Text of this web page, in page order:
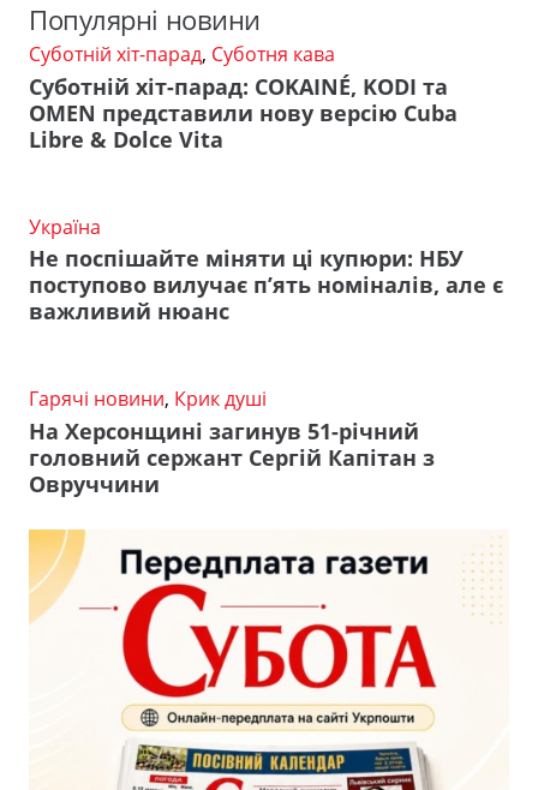
Популярні новини
Суботній хіт-парад, Суботня кава
Суботній хіт-парад: COKAINÉ, KODI та
OMEN представили нову версію Cuba
Libre & Dolce Vita
Україна
Не поспішайте міняти ці купюри: НБУ
поступово вилучає п’ять номіналів, але є
важливий нюанс
Гарячі новини, Крик душі
На Херсонщині загинув 51-річний
головний сержант Сергій Капітан з
Овруччини